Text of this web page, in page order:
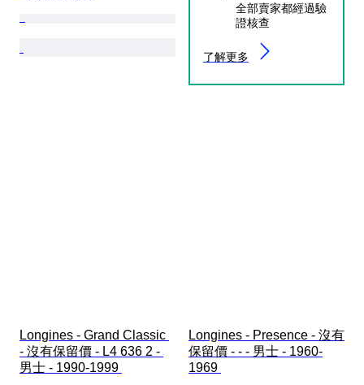
全部賣家都經過驗
證核查
了解更多
Longines - Grand Classic
- 沒有保留價 - L4 636 2 -
男士 - 1990-1999
Longines - Presence - 沒有
保留價 - - - 男士 - 1960-
1969